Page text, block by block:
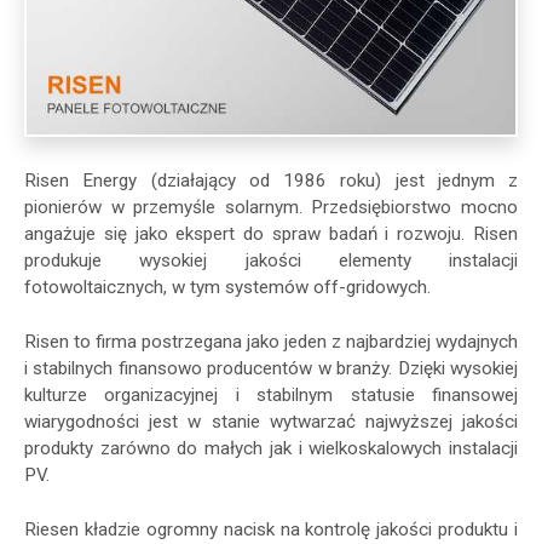
Risen Energy (działający od 1986 roku) jest jednym z
pionierów w przemyśle solarnym. Przedsiębiorstwo mocno
angażuje się jako ekspert do spraw badań i rozwoju. Risen
produkuje wysokiej jakości elementy instalacji
fotowoltaicznych, w tym systemów off-gridowych.
Risen to firma postrzegana jako jeden z najbardziej wydajnych
i stabilnych finansowo producentów w branży. Dzięki wysokiej
kulturze organizacyjnej i stabilnym statusie finansowej
wiarygodności jest w stanie wytwarzać najwyższej jakości
produkty zarówno do małych jak i wielkoskalowych instalacji
PV.
Riesen kładzie ogromny nacisk na kontrolę jakości produktu i